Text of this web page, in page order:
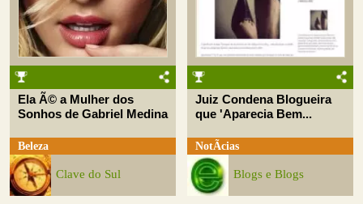
Ela Ã© a Mulher dos
Sonhos de Gabriel Medina
Beleza
Clave do Sul
Juiz Condena Blogueira
que 'Aparecia Bem...
NotÃ­cias
Blogs e Blogs